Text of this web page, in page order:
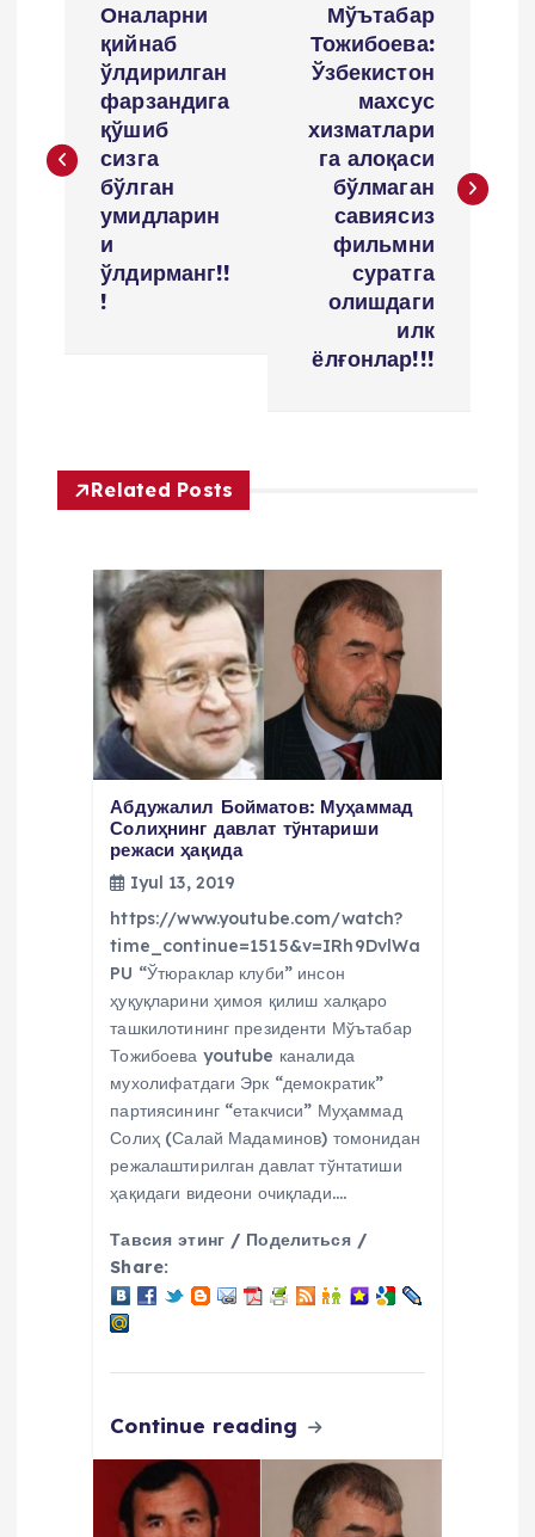
t
u
s
Оналарни
қийнаб
ўлдирилган
фарзандига
қўшиб
сизга
бўлган
умидларин
и
ўлдирманг!!
!
Мўътабар
Тожибоева:
Ўзбекистон
махсус
хизматлари
га алоқаси
бўлмаган
савиясиз
фильмни
суратга
олишдаги
илк
ёлғонлар!!!
Related Posts
Абдужалил Бойматов: Муҳаммад
Солиҳнинг давлат тўнтариши
режаси ҳақида
Iyul 13, 2019
https://www.youtube.com/watch?
time_continue=1515&v=IRh9DvlWa
PU “Ўтюраклар клуби” инсон
ҳуқуқларини ҳимоя қилиш халқаро
ташкилотининг президенти Мўътабар
Тожибоева youtube каналида
мухолифатдаги Эрк “демократик”
партиясининг “етакчиси” Муҳаммад
Солиҳ (Салай Мадаминов) томонидан
режалаштирилган давлат тўнтатиши
ҳақидаги видеони очиқлади.…
Тавсия этинг / Поделиться /
Share:
Continue reading